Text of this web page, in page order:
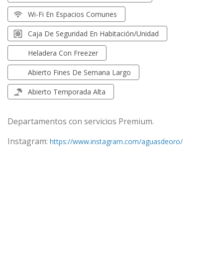
Wi-Fi En Espacios Comunes
Caja De Seguridad En Habitación/unidad
Heladera Con Freezer
Abierto Fines De Semana Largo
Abierto Temporada Alta
Departamentos con servicios Premium.
Instagram: https://www.instagram.com/aguasdeoro/